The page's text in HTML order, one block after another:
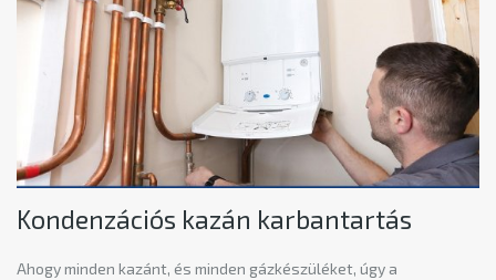
Kondenzációs kazán karbantartás
Ahogy minden kazánt, és minden gázkészüléket, úgy a